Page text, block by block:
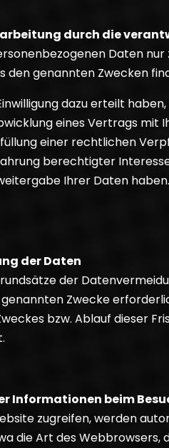
durch die
Daten
den genannten Zwecken
dazu erteilt haben,
eines Vertrags mit
einer rechtlichen
berechtigter
Ihrer Daten haben.
der Daten
der
Zwecke
bzw. Ablauf dieser
Informationen beim
zugreifen, werden
die Art des